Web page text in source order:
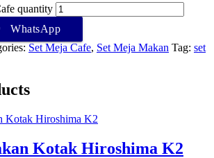
quantity
WhatsApp
Set Meja Cafe, Set Meja Makan Tag: set
Kotak Hiroshima K2